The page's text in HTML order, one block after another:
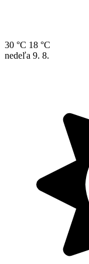
30 °C 18 °C
nedeľa 9. 8.